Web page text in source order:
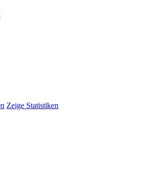
Zeige Statistiken